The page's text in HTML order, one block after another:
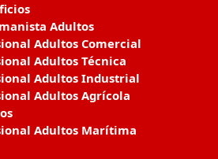
Adultos
Adultos Comercial
Adultos Técnica
Adultos Industrial
Adultos Agrícola
Adultos Marítima